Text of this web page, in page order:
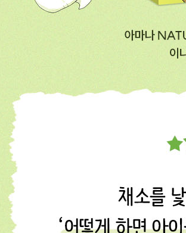
딸기는 최면술을 걸어서 팔아요 ··· 딸기 126
칼럼 채소와 과일의 차이는 무엇일까요? ···
칼럼 ‘토마토 재판’ 토마토는 채소일까요? 과
아나요? 새로운 채소 ··· 140
! 채소 이름 찾기 퍼즐 ··· 142